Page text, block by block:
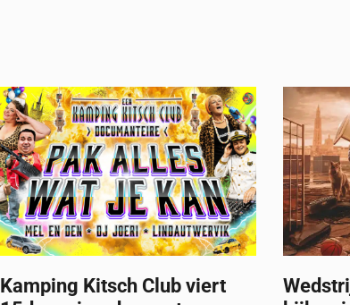
Kamping Kitsch Club viert